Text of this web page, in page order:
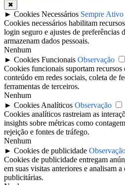
✖
► Cookies Necessários Sempre Ativo
Cookies necessários habilitam
login seguro e ajustes de preferências
armazenam dados pessoais.
Nenhum
► Cookies Funcionais Observação
Cookies funcionais suportam
conteúdo em redes sociais, coleta de
ferramentas de terceiros.
Nenhum
► Cookies Analíticos Observação
Cookies analíticos rastreiam as
insights sobre métricas como
rejeição e fontes de tráfego.
Nenhum
► Cookies de publicidade
Cookies de publicidade entregam
em suas visitas anteriores e analisam
publicitárias.